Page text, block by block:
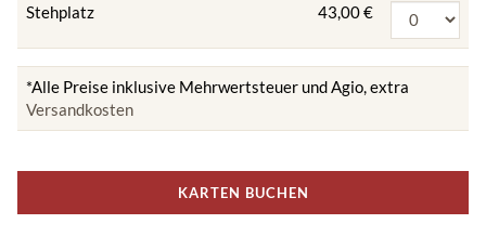
Stehplatz 43,00 €
*Alle Preise inklusive Mehrwertsteuer und Agio, extra
Versandkosten
KARTEN BUCHEN